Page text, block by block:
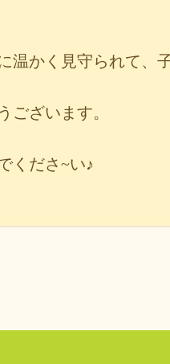
温かく見守られて、
ございます。
くださ~い♪